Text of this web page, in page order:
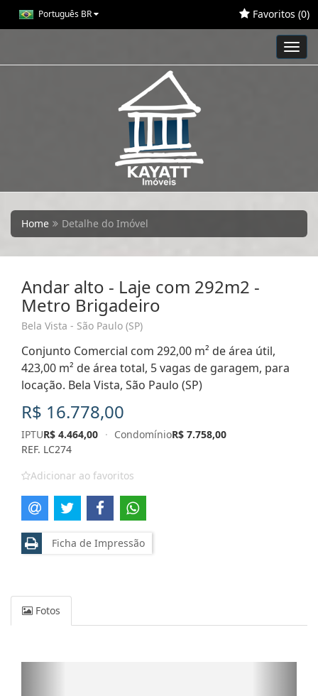
Português BR Favoritos (0)
Home Detalhe do Imóvel
Andar alto - Laje com 292m2 -
Metro Brigadeiro
Bela Vista - São Paulo (SP)
Conjunto Comercial com 292,00 m² de área útil,
423,00 m² de área total, 5 vagas de garagem, para
locação. Bela Vista, São Paulo (SP)
R$ 16.778,00
IPTUR$ 4.464,00 · CondomínioR$ 7.758,00
REF. LC274
Adicionar ao favoritos
Ficha de Impressão
Fotos